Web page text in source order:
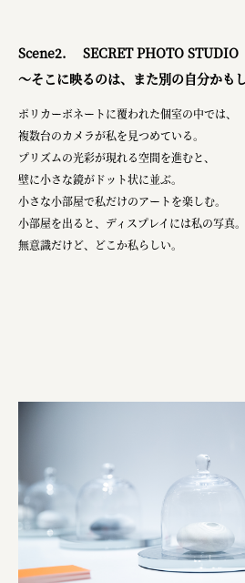
Scene2. SECRET PHOTO STUDIO
～そこに映るのは、また別の自分かも
ポリカーボネートに覆われた個室の中では、
複数台のカメラが私を見つめている。
プリズムの光彩が現れる空間を進むと、
壁に小さな鏡がドット状に並ぶ。
小さな小部屋で私だけのアートを楽しむ。
小部屋を出ると、ディスプレイには私の写真。
無意識だけど、どこか私らしい。